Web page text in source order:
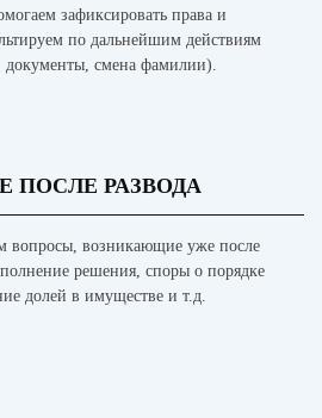
зафиксировать права и
по дальнейшим действиям
документы, смена фамилии).
ПОСЛЕ РАЗВОДА
вопросы, возникающие уже после
решения, споры о порядке
долей в имуществе и т.д.